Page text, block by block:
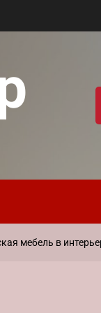
в интерьере: